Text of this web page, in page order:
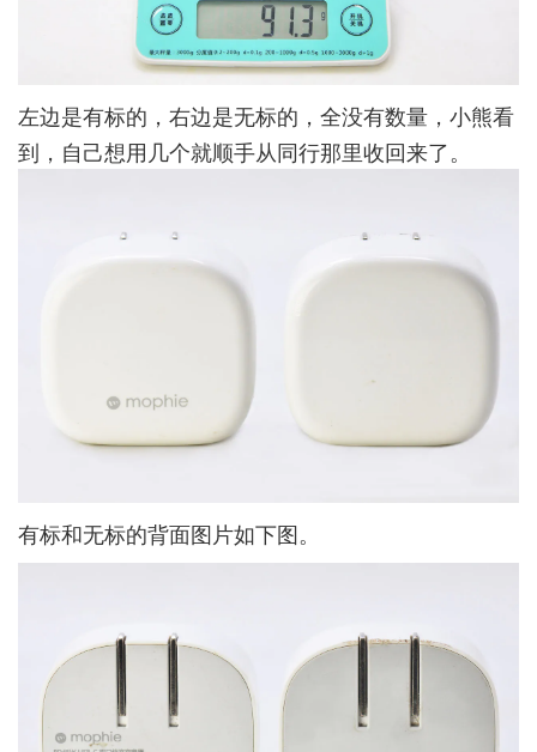
左边是有标的，右边是无标的，全没有数量，小熊看
到，自己想用几个就顺手从同行那里收回来了。
有标和无标的背面图片如下图。